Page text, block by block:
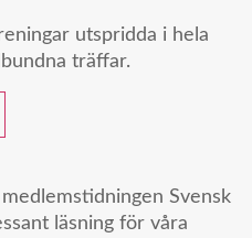
utspridda i hela
träffar.
Svensk
läsning för våra